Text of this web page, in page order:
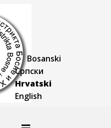
Bosanski
Српски
Hrvatski
English